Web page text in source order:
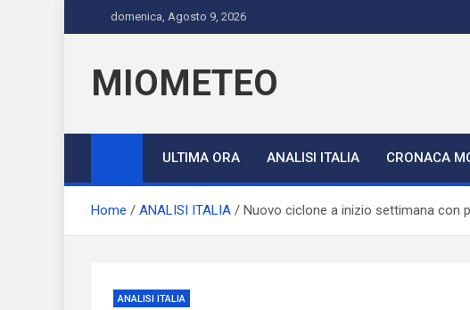
to
domenica, Agosto 9, 2026
MIOMETEO
ULTIMA ORA ANALISI ITALIA CRONACA
Home ANALISI ITALIA Nuovo ciclone a inizio settimana con
ANALISI ITALIA